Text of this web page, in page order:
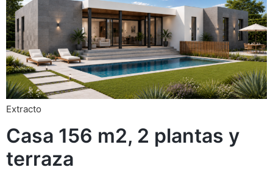
Extracto
Casa 156 m2, 2 plantas y
terraza